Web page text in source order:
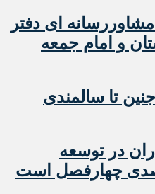
ای دفتر
و امام جمعه
تا سالمندی
در توسعه
چهارفصل است